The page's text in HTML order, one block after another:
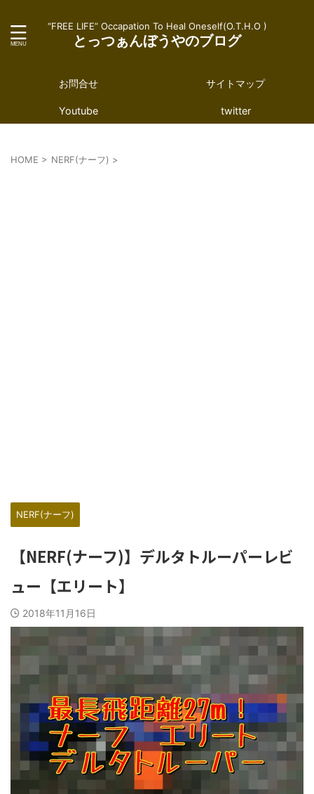
“FREE LIFE” Occapation To Heal Oneself(O.T.H.O )
とっつぁんぼうやのブログ
お問合せ サイトマップ
Youtube twitter
HOME > NERF(ナーフ) >
NERF(ナーフ)
【NERF(ナーフ)】デルタトルーパーレビ
ュー【エリート】
2018年11月16日